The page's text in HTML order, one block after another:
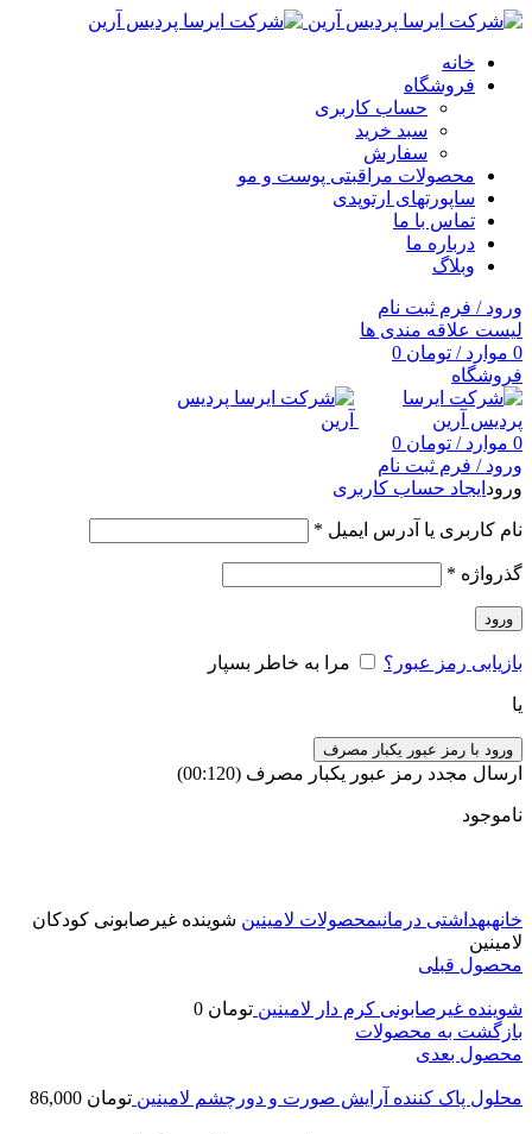
خانه
فروشگاه
حساب کاربری
سبد خرید
سفارش
محصولات مراقبتی پوست و مو
ساپورتهای ارتوپدی
تماس با ما
درباره ما
وبلاگ
ورود / فرم ثبت نام
لیست علاقه مندی ها
0 موارد / تومان
فروشگاه
0 موارد / تومان
ورود / فرم ثبت نام
ورود ایجاد حساب کاربری
نام کاربری یا آدرس ایمیل *
گذرواژه *
ورود
بازیابی رمز عبور؟ مرا به خاطر بسپار
یا
ورود با رمز عبور یکبار مصرف
ارسال مجدد رمز عبور یکبار مصرف (00:
120
)
ناموجود
خانهبهداشتی درمانیمحصولات لامینین شوینده غیرصابونی کودکان
لامینین
محصول قبلی
شوینده غیرصابونی کرم دار لامینین تومان
بازگشت به محصولات
محصول بعدی
محلول پاک کننده آرایش صورت و دورچشم لامینین تومان